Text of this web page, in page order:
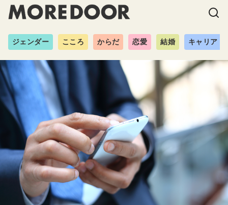
ジェンダー こころ からだ 恋愛 結婚 キャリア